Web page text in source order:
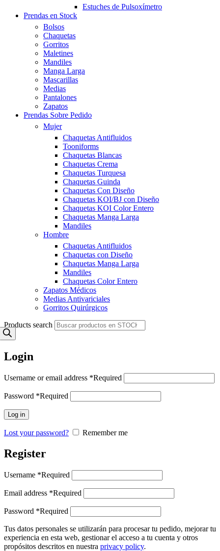
Estuches de Pulsoxímetro
Prendas en Stock
Bolsos
Chaquetas
Gorritos
Maletines
Mandiles
Manga Larga
Mascarillas
Medias
Pantalones
Zapatos
Prendas Sobre Pedido
Mujer
Chaquetas Antifluidos
Tooniforms
Chaquetas Blancas
Chaquetas Crema
Chaquetas Turquesa
Chaquetas Guinda
Chaquetas Con Diseño
Chaquetas KOI/BJ con Diseño
Chaquetas KOI Color Entero
Chaquetas Manga Larga
Mandiles
Hombre
Chaquetas Antifluidos
Chaquetas con Diseño
Chaquetas Manga Larga
Mandiles
Chaquetas Color Entero
Zapatos Médicos
Medias Antivariciales
Gorritos Quirúrgicos
Products search
Login
Username or email address *Required
Password *Required
Log in
Lost your password? Remember me
Register
Username *Required
Email address *Required
Password *Required
Tus datos personales se utilizarán para procesar tu pedido, mejorar tu
experiencia en esta web, gestionar el acceso a tu cuenta y otros
propósitos descritos en nuestra privacy policy.